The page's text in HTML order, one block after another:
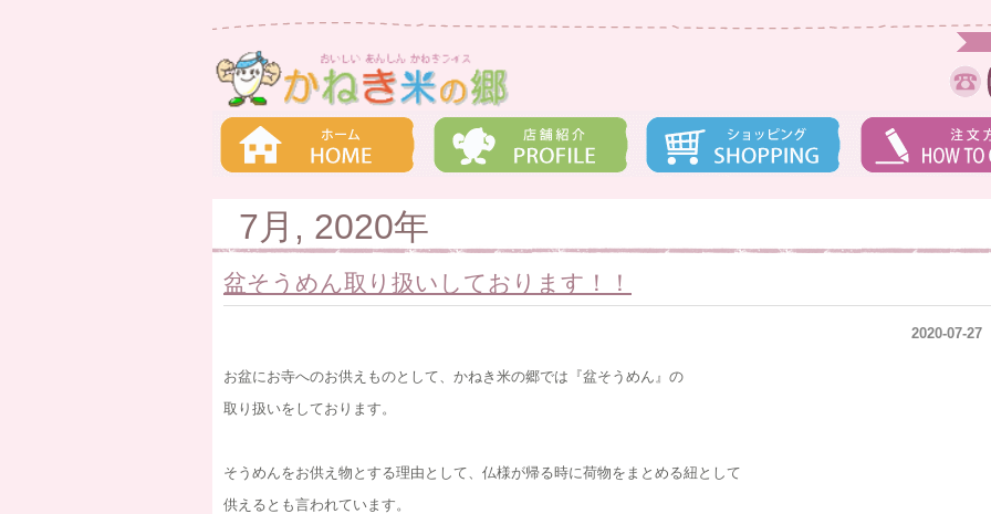
7月, 2020年
盆そうめん取り扱いしております！！
2020-07-27
お盆にお寺へのお供えものとして、かねき米の郷では『盆そうめん』の
取り扱いをしております。
そうめんをお供え物とする理由として、仏様が帰る時に荷物をまとめる紐として
供えるとも言われています。